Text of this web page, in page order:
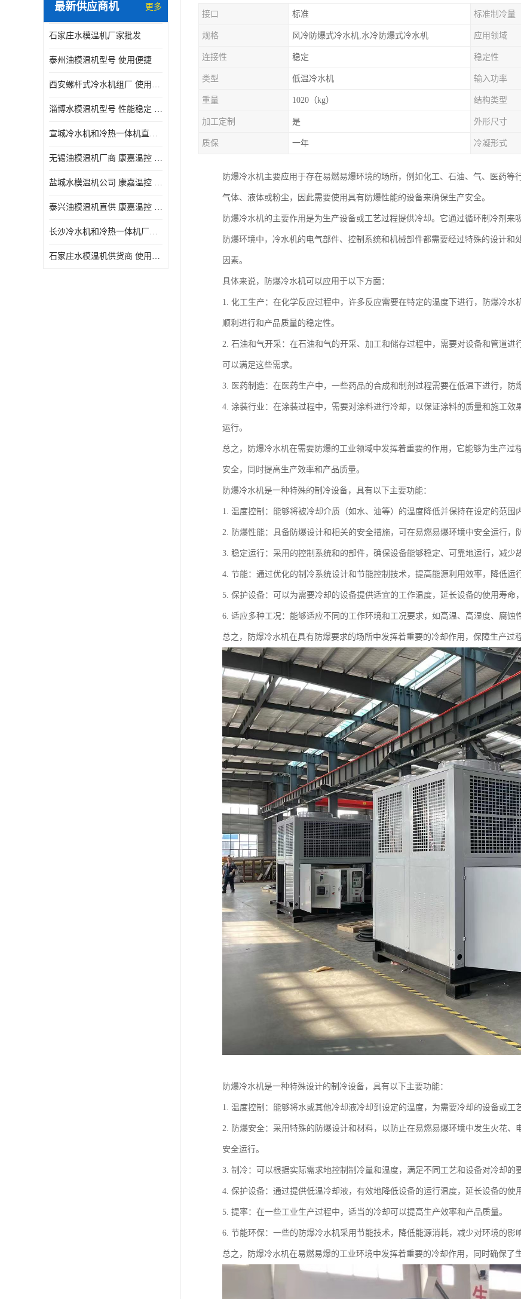
防爆冷水机
最新供应商机 更多
石家庄水模温机厂家批发
泰州油模温机型号 使用便捷
西安螺杆式冷水机组厂 使用便捷
淄博水模温机型号 性能稳定 康嘉温控
宣城冷水机和冷热一体机直供 操作方便
无锡油模温机厂商 康嘉温控 性能稳定
盐城水模温机公司 康嘉温控 操作方便
泰兴油模温机直供 康嘉温控 使用便捷
长沙冷水机和冷热一体机厂家电话 库存充足
石家庄水模温机供货商 使用便捷
接口 标准 标准制冷量
规格 风冷防爆式冷水机,水冷防爆式冷水机 应用领域
连接性 稳定 稳定性
类型 低温冷水机 输入功率
重量 1020（kg） 结构类型
加工定制 是 外形尺寸
质保 一年 冷凝形式
防爆冷水机主要应用于存在易燃易爆环境的场所，例如化工、石油、气、医药
气体、液体或粉尘，因此需要使用具有防爆性能的设备来确保生产安全。
防爆冷水机的主要作用是为生产设备或工艺过程提供冷却。它通过循环制冷剂
防爆环境中，冷水机的电气部件、控制系统和机械部件都需要经过特殊的设计
因素。
具体来说，防爆冷水机可以应用于以下方面：
1. 化工生产：在化学反应过程中，许多反应需要在特定的温度下进行，防爆冷
顺利进行和产品质量的稳定性。
2. 石油和气开采：在石油和气的开采、加工和储存过程中，需要对设备和管道
可以满足这些需求。
3. 医药制造：在医药生产中，一些药品的合成和制剂过程需要在低温下进行，防
4. 涂装行业：在涂装过程中，需要对涂料进行冷却，以保证涂料的质量和施工
运行。
总之，防爆冷水机在需要防爆的工业领域中发挥着重要的作用，它能够为生产
安全，同时提高生产效率和产品质量。
防爆冷水机是一种特殊的制冷设备，具有以下主要功能：
1. 温度控制：能够将被冷却介质（如水、油等）的温度降低并保持在设定的范围
2. 防爆性能：具备防爆设计和相关的安全措施，可在易燃易爆环境中安全运行，
3. 稳定运行：采用的控制系统和的部件，确保设备能够稳定、可靠地运行，减少
4. 节能：通过优化的制冷系统设计和节能控制技术，提高能源利用效率，降低运
5. 保护设备：可以为需要冷却的设备提供适宜的工作温度，延长设备的使用寿命
6. 适应多种工况：能够适应不同的工作环境和工况要求，如高温、高湿度、腐蚀
总之，防爆冷水机在具有防爆要求的场所中发挥着重要的冷却作用，保障生产过
防爆冷水机是一种特殊设计的制冷设备，具有以下主要功能：
1. 温度控制：能够将水或其他冷却液冷却到设定的温度，为需要冷却的设备或工
2. 防爆安全：采用特殊的防爆设计和材料，以防止在易燃易爆环境中发生火花
安全运行。
3. 制冷：可以根据实际需求地控制制冷量和温度，满足不同工艺和设备对冷却的
4. 保护设备：通过提供低温冷却液，有效地降低设备的运行温度，延长设备的使
5. 提率：在一些工业生产过程中，适当的冷却可以提高生产效率和产品质量。
6. 节能环保：一些的防爆冷水机采用节能技术，降低能源消耗，减少对环境的影
总之，防爆冷水机在易燃易爆的工业环境中发挥着重要的冷却作用，同时确保了